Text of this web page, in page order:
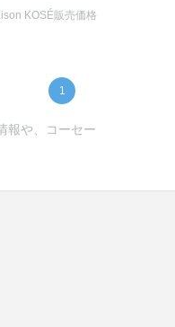
KOSÉ販売価格
1
報や、コーセー